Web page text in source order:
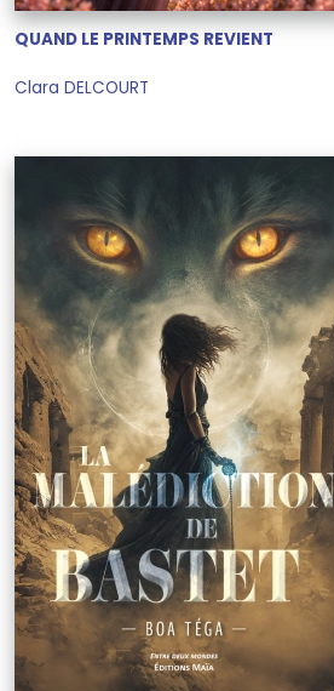
QUAND LE PRINTEMPS REVIENT
Clara DELCOURT